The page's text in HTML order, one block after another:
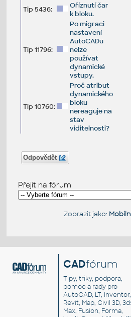
Tip 5436:
Oříznutí čar
k bloku.
Tip 11796:
Po migraci
nastavení
AutoCADu
nelze
používat
dynamické
vstupy.
Tip 10760:
Proč atribut
dynamického
bloku
nereaguje na
stav
viditelnosti?
Odpovědět
Přejít na fórum
Zobrazit jako:
CADfórum
Tipy, triky, podpora,
pomoc a rady pro
AutoCAD, LT, Inventor,
Revit, Map, Civil 3D,
Max, Fusion, Forma,